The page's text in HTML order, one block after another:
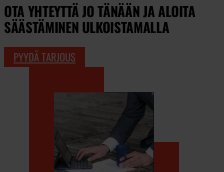
OTA YHTEYTTÄ JO TÄNÄÄN JA ALOITA
SÄÄSTÄMINEN ULKOISTAMALLA
PYYDÄ TARJOUS